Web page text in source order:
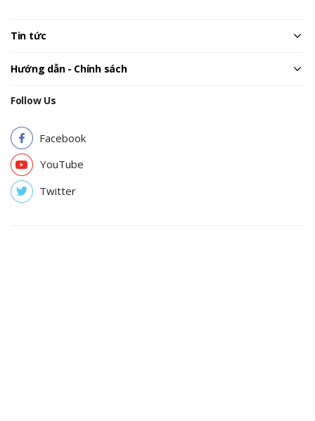
Tin tức
Hướng dẫn - Chính sách
Follow Us
Facebook
YouTube
Twitter